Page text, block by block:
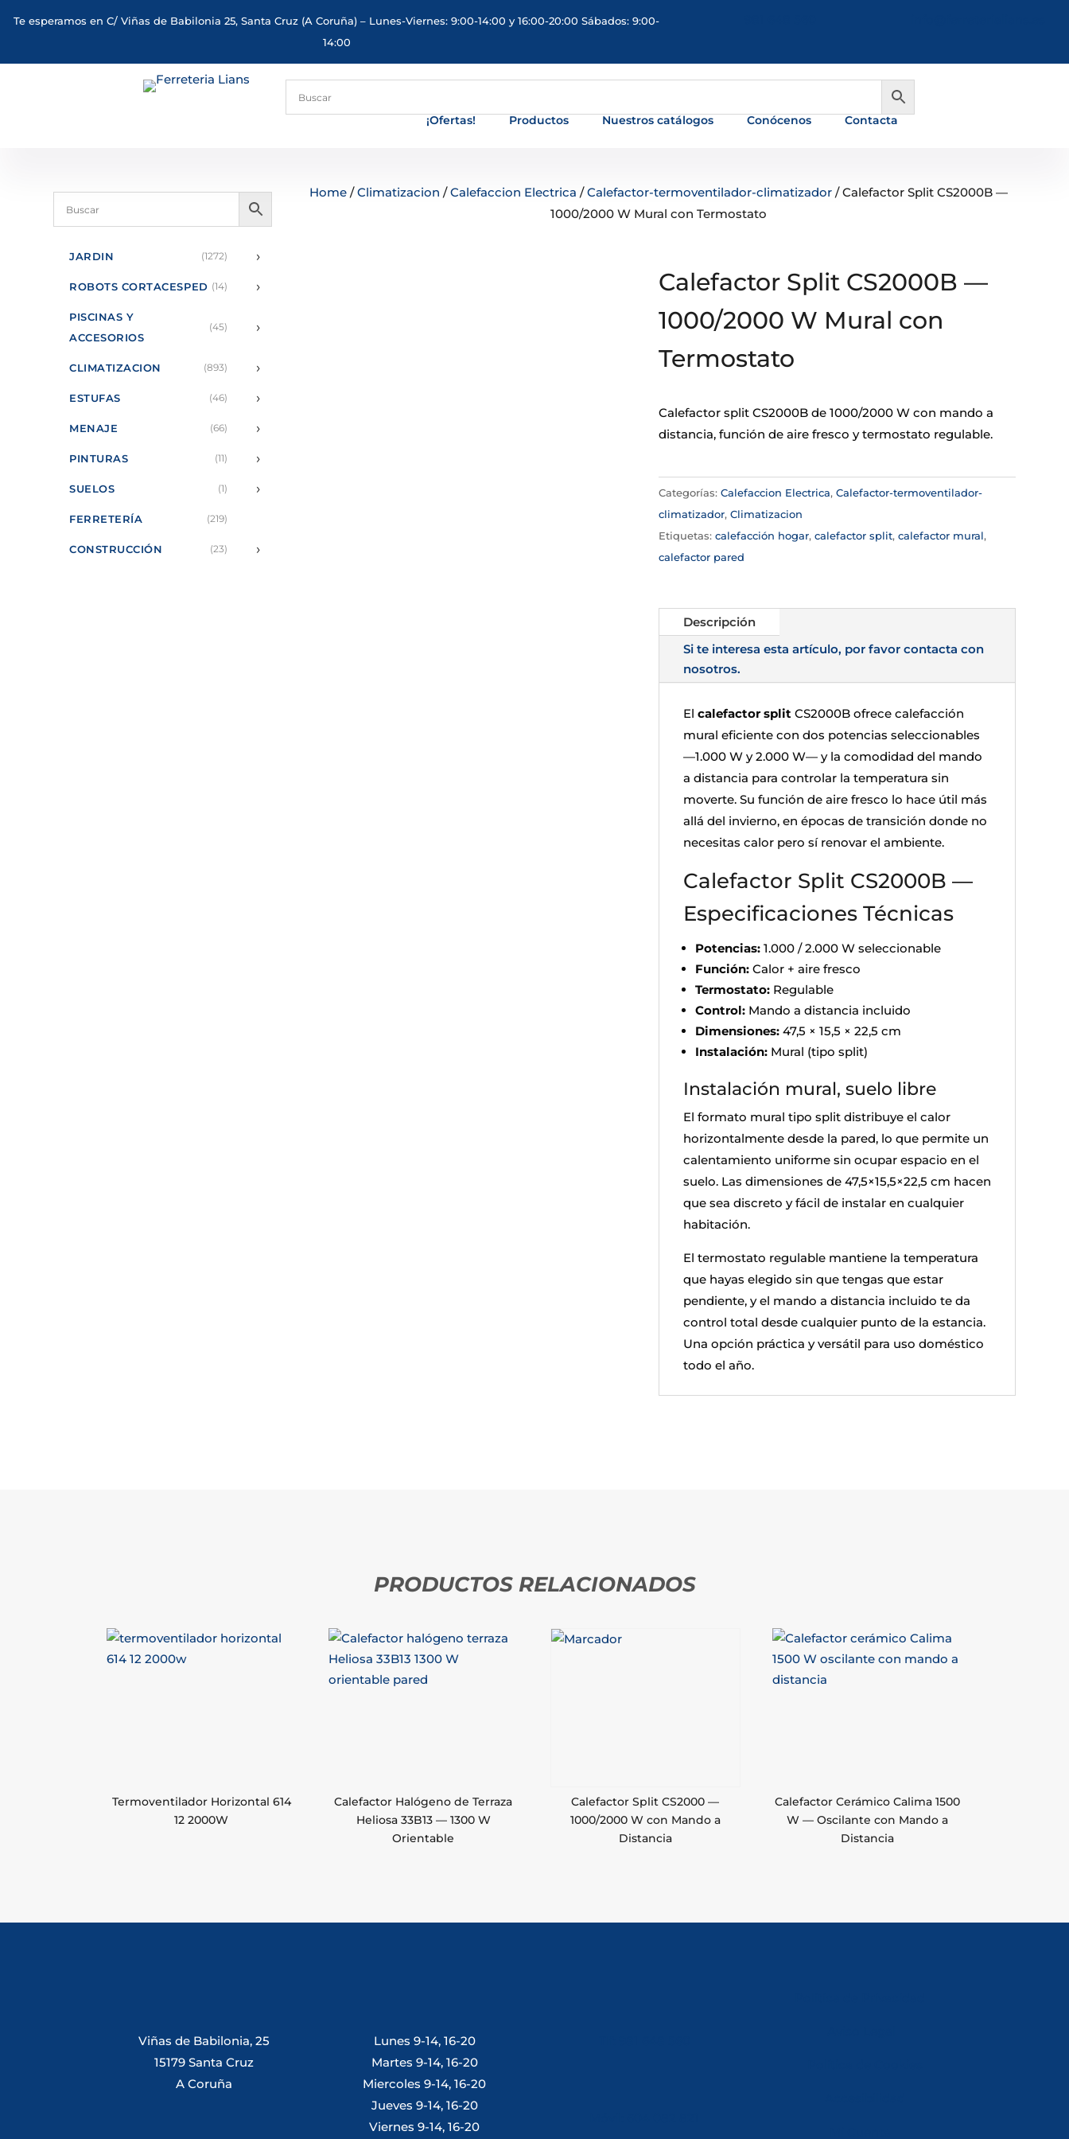
Te esperamos en C/ Viñas de Babilonia 25, Santa Cruz (A Coruña) – Lunes-Viernes: 9:00-14:00 y 16:00-20:00 Sábados: 9:00-
14:00
¡Ofertas! Productos Nuestros catálogos Conócenos Contacta
JARDIN (1272) ›
ROBOTS CORTACESPED (14) ›
PISCINAS Y
ACCESORIOS
(45) ›
CLIMATIZACION (893) ›
ESTUFAS (46) ›
MENAJE (66) ›
PINTURAS (11) ›
SUELOS (1) ›
FERRETERÍA (219)
CONSTRUCCIÓN (23) ›
Home/Climatizacion /Calefaccion Electrica /Calefactor-termoventilador-climatizador/ Calefactor Split CS2000B —
1000/2000 W Mural con Termostato
Calefactor Split CS2000B —
1000/2000 W Mural con
Termostato
Calefactor split CS2000B de 1000/2000 W con mando a
distancia, función de aire fresco y termostato regulable.
Categorías: Calefaccion Electrica, Calefactor-termoventilador-
climatizador, Climatizacion
Etiquetas: calefacción hogar, calefactor split, calefactor mural,
calefactor pared
Descripción
Si te interesa esta artículo, por favor contacta con
nosotros.
El calefactor split CS2000B ofrece calefacción
mural eficiente con dos potencias seleccionables
—1.000 W y 2.000 W— y la comodidad del mando
a distancia para controlar la temperatura sin
moverte. Su función de aire fresco lo hace útil más
allá del invierno, en épocas de transición donde no
necesitas calor pero sí renovar el ambiente.
Calefactor Split CS2000B —
Especificaciones Técnicas
Potencias:1.000 / 2.000 W seleccionable
Función:Calor + aire fresco
Termostato:Regulable
Control:Mando a distancia incluido
Dimensiones:47,5 × 15,5 × 22,5 cm
Instalación:Mural (tipo split)
Instalación mural, suelo libre
El formato mural tipo split distribuye el calor
horizontalmente desde la pared, lo que permite un
calentamiento uniforme sin ocupar espacio en el
suelo. Las dimensiones de 47,5×15,5×22,5 cm hacen
que sea discreto y fácil de instalar en cualquier
habitación.
El termostato regulable mantiene la temperatura
que hayas elegido sin que tengas que estar
pendiente, y el mando a distancia incluido te da
control total desde cualquier punto de la estancia.
Una opción práctica y versátil para uso doméstico
todo el año.
PRODUCTOS RELACIONADOS
Termoventilador Horizontal 614
12 2000W
Calefactor Halógeno de Terraza
Heliosa 33B13 — 1300 W
Orientable
Calefactor Split CS2000 —
1000/2000 W con Mando a
Distancia
Calefactor Cerámico Calima 1500
W — Oscilante con Mando a
Distancia
Viñas de Babilonia, 25
15179 Santa Cruz
A Coruña
Lunes 9-14, 16-20
Martes 9-14, 16-20
Miercoles 9-14, 16-20
Jueves 9-14, 16-20
Viernes 9-14, 16-20